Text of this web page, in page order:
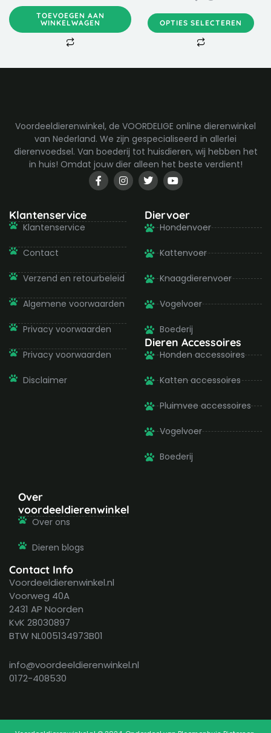
TOEVOEGEN AAN
WINKELWAGEN
OPTIES SELECTEREN
worden
op
de
Voordeeldierenwinkel, de VOORDELIGE online dierenwinkel
van Nederland. We zijn gespecialiseerd in allerlei
dierenvoedsel. Van boederij tot huisdieren, wij hebben het
in huis! Omdat jouw dier alleen het beste verdient!
F
a
c
o
I
n
s
g
T
w
i
t
e
r
Y
o
u
u
b
e
Klantenservice
Klantenservice
Contact
Verzend en retourbeleid
Algemene voorwaarden
Privacy voorwaarden
Privacy voorwaarden
Disclaimer
Diervoer
Hondenvoer
Kattenvoer
Knaagdierenvoer
Vogelvoer
Boederij
Dieren Accessoires
Honden accessoires
Katten accessoires
Pluimvee accessoires
Vogelvoer
Boederij
Over
voordeeldierenwinkel
Over ons
Dieren blogs
Contact Info
Voordeeldierenwinkel.nl
Voorweg 40A
2431 AP Noorden
KvK 28030897
BTW NL005134973B01
info@voordeeldierenwinkel.nl
0172-408530